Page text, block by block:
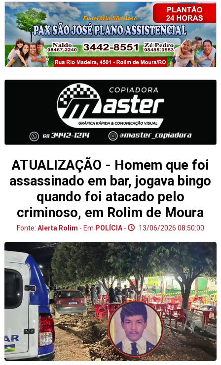
ATUALIZAÇÃO - Homem que foi
assassinado em bar, jogava bingo
quando foi atacado pelo
criminoso, em Rolim de Moura
Fonte: Alerta Rolim - Em POLÍCIA- 13/06/2026 08:50:00